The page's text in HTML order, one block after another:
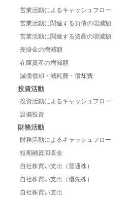
営業活動によるキャッシュフロー
営業活動に関連する負債の増減額
営業活動に関連する資産の増減額
売掛金の増減額
在庫資産の増減額
減価償却・減耗費・償却費
投資活動
投資活動によるキャッシュフロー
設備投資
財務活動
財務活動によるキャッシュフロー
短期融資回収金
自社株買い支出（普通株）
自社株買い支出（優先株）
自社株買い支出